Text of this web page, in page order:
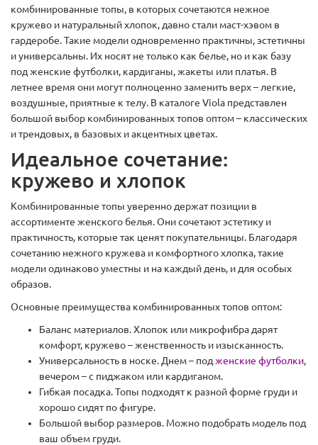
комбинированные топы, в которых сочетаются нежное
кружево и натуральный хлопок, давно стали маст-хэвом в
гардеробе. Такие модели одновременно практичны, эстетичны
и универсальны. Их носят не только как белье, но и как базу
под женские футболки, кардиганы, жакеты или платья. В
летнее время они могут полноценно заменить верх – легкие,
воздушные, приятные к телу. В каталоге Viola представлен
большой выбор комбинированных топов оптом – классических
и трендовых, в базовых и акцентных цветах.
Идеальное сочетание:
кружево и хлопок
Комбинированные топы уверенно держат позиции в
ассортименте женского белья. Они сочетают эстетику и
практичность, которые так ценят покупательницы. Благодаря
сочетанию нежного кружева и комфортного хлопка, такие
модели одинаково уместны и на каждый день, и для особых
образов.
Основные преимущества комбинированных топов оптом:
Баланс материалов. Хлопок или микрофибра дарят
комфорт, кружево – женственность и изысканность.
Универсальность в носке. Днем – подженские футболки,
вечером – с пиджаком или кардиганом.
Гибкая посадка. Топы подходят к разной форме груди и
хорошо сидят по фигуре.
Большой выбор размеров. Можно подобрать модель под
ваш объем груди.